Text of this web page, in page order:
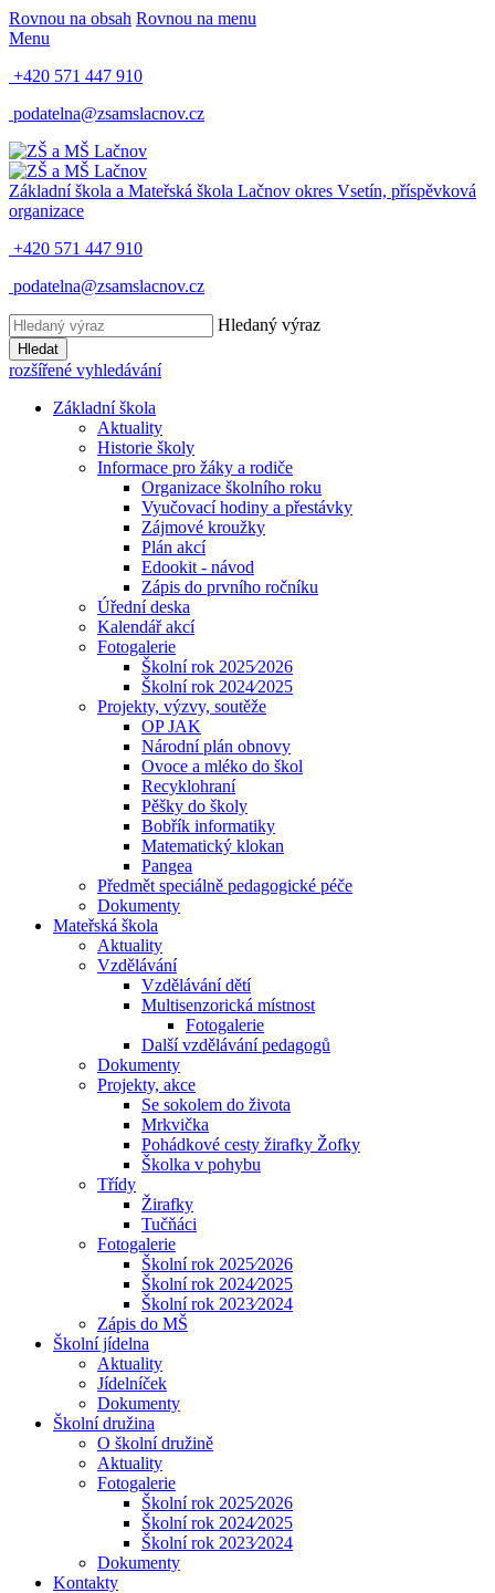
Rovnou na obsah Rovnou na menu
Menu
+420 571 447 910
podatelna@zsamslacnov.cz
Základní škola a Mateřská škola Lačnov okres Vsetín, příspěvková
organizace
+420 571 447 910
podatelna@zsamslacnov.cz
Hledaný výraz
Hledat
rozšířené vyhledávání
Základní škola
Aktuality
Historie školy
Informace pro žáky a rodiče
Organizace školního roku
Vyučovací hodiny a přestávky
Zájmové kroužky
Plán akcí
Edookit - návod
Zápis do prvního ročníku
Úřední deska
Kalendář akcí
Fotogalerie
Školní rok 2025⁄2026
Školní rok 2024⁄2025
Projekty, výzvy, soutěže
OP JAK
Národní plán obnovy
Ovoce a mléko do škol
Recyklohraní
Pěšky do školy
Bobřík informatiky
Matematický klokan
Pangea
Předmět speciálně pedagogické péče
Dokumenty
Mateřská škola
Aktuality
Vzdělávání
Vzdělávání dětí
Multisenzorická místnost
Fotogalerie
Další vzdělávání pedagogů
Dokumenty
Projekty, akce
Se sokolem do života
Mrkvička
Pohádkové cesty žirafky Žofky
Školka v pohybu
Třídy
Žirafky
Tučňáci
Fotogalerie
Školní rok 2025⁄2026
Školní rok 2024⁄2025
Školní rok 2023⁄2024
Zápis do MŠ
Školní jídelna
Aktuality
Jídelníček
Dokumenty
Školní družina
O školní družině
Aktuality
Fotogalerie
Školní rok 2025⁄2026
Školní rok 2024⁄2025
Školní rok 2023⁄2024
Dokumenty
Kontakty